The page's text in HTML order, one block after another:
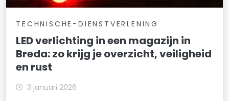
TECHNISCHE-DIENSTVERLENING
LED verlichting in een magazijn in
Breda: zo krijg je overzicht, veiligheid
en rust
3 januari 2026